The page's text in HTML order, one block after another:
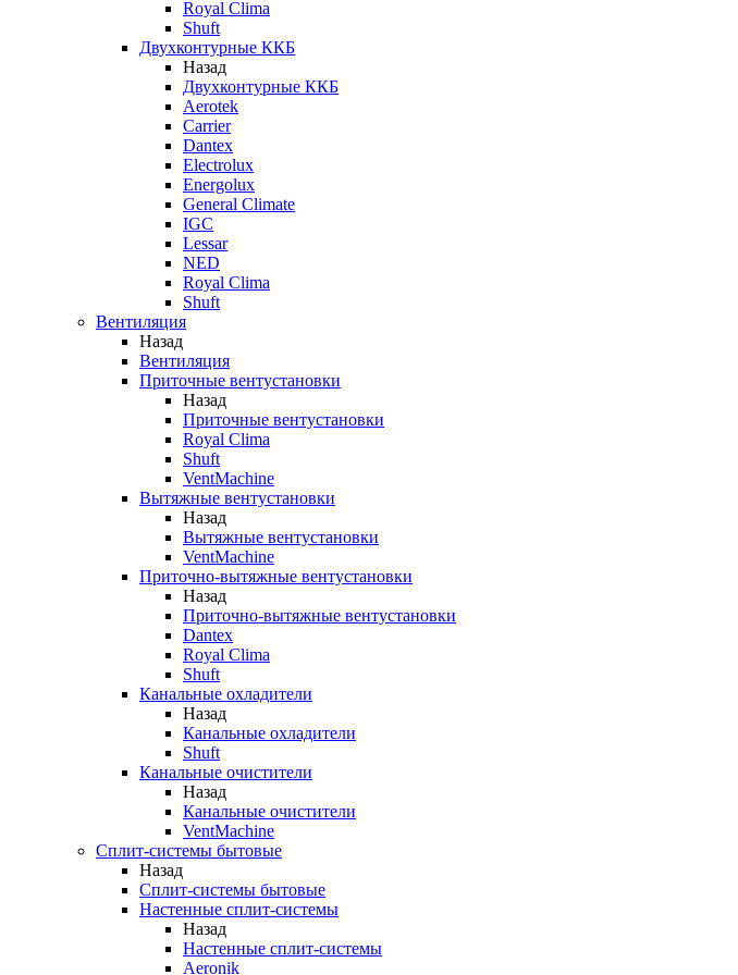
Royal Clima
Shuft
Двухконтурные ККБ
Назад
Двухконтурные ККБ
Aerotek
Carrier
Dantex
Electrolux
Energolux
General Climate
IGC
Lessar
NED
Royal Clima
Shuft
Вентиляция
Назад
Вентиляция
Приточные вентустановки
Назад
Приточные вентустановки
Royal Clima
Shuft
VentMachine
Вытяжные вентустановки
Назад
Вытяжные вентустановки
VentMachine
Приточно-вытяжные вентустановки
Назад
Приточно-вытяжные вентустановки
Dantex
Royal Clima
Shuft
Канальные охладители
Назад
Канальные охладители
Shuft
Канальные очистители
Назад
Канальные очистители
VentMachine
Сплит-системы бытовые
Назад
Сплит-системы бытовые
Настенные сплит-системы
Назад
Настенные сплит-системы
Aeronik